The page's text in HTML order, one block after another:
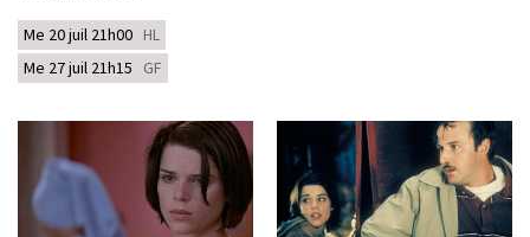
Me 20 juil 21h00 HL
Me 27 juil 21h15 GF